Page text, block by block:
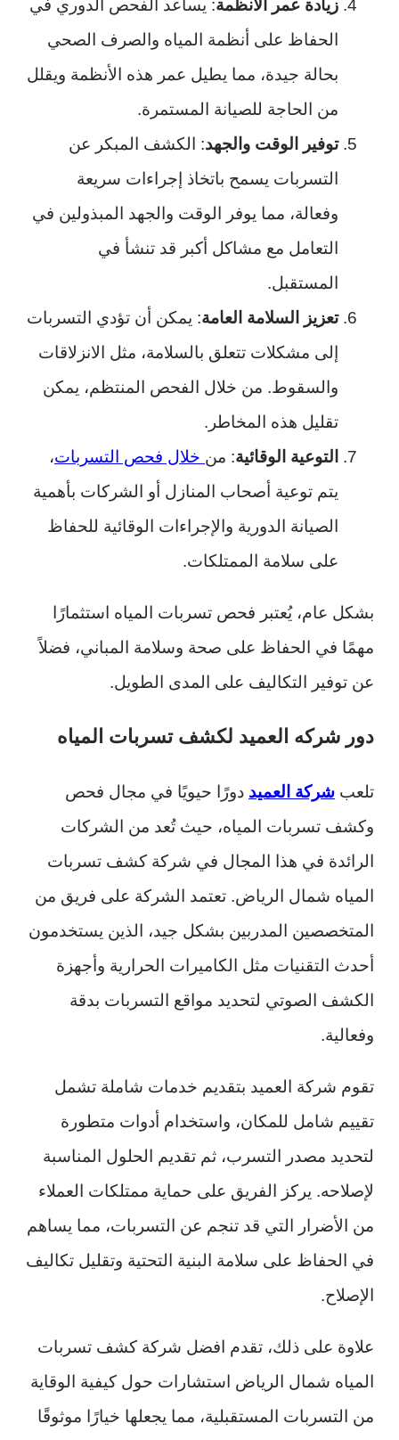
زيادة عمر الأنظمة: يساعد الفحص الدوري في
الحفاظ على أنظمة المياه والصرف الصحي
بحالة جيدة، مما يطيل عمر هذه الأنظمة ويقلل
من الحاجة للصيانة المستمرة.
توفير الوقت والجهد: الكشف المبكر عن
التسربات يسمح باتخاذ إجراءات سريعة
وفعالة، مما يوفر الوقت والجهد المبذولين في
التعامل مع مشاكل أكبر قد تنشأ في
المستقبل.
تعزيز السلامة العامة: يمكن أن تؤدي التسربات
إلى مشكلات تتعلق بالسلامة، مثل الانزلاقات
والسقوط. من خلال الفحص المنتظم، يمكن
تقليل هذه المخاطر.
التوعية الوقائية: من خلال فحص التسربات،
يتم توعية أصحاب المنازل أو الشركات بأهمية
الصيانة الدورية والإجراءات الوقائية للحفاظ
على سلامة الممتلكات.
بشكل عام، يُعتبر فحص تسربات المياه استثمارًا
مهمًا في الحفاظ على صحة وسلامة المباني، فضلاً
عن توفير التكاليف على المدى الطويل.
دور شركه العميد لكشف تسربات المياه
تلعب شركة العميد دورًا حيويًا في مجال فحص
وكشف تسربات المياه، حيث تُعد من الشركات
الرائدة في هذا المجال في شركة كشف تسربات
المياه شمال الرياض. تعتمد الشركة على فريق من
المتخصصين المدربين بشكل جيد، الذين يستخدمون
أحدث التقنيات مثل الكاميرات الحرارية وأجهزة
الكشف الصوتي لتحديد مواقع التسربات بدقة
وفعالية.
تقوم شركة العميد بتقديم خدمات شاملة تشمل
تقييم شامل للمكان، واستخدام أدوات متطورة
لتحديد مصدر التسرب، ثم تقديم الحلول المناسبة
لإصلاحه. يركز الفريق على حماية ممتلكات العملاء
من الأضرار التي قد تنجم عن التسربات، مما يساهم
في الحفاظ على سلامة البنية التحتية وتقليل تكاليف
الإصلاح.
علاوة على ذلك، تقدم افضل شركة كشف تسربات
المياه شمال الرياض استشارات حول كيفية الوقاية
من التسربات المستقبلية، مما يجعلها خيارًا موثوقًا